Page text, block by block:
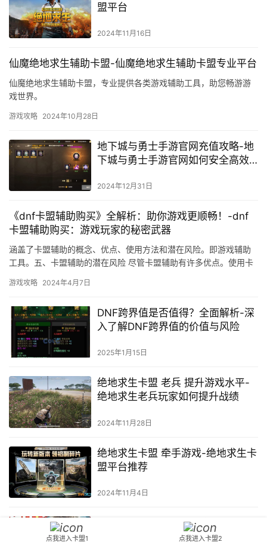
盟平台
2024年11月16日
仙魔绝地求生辅助卡盟-仙魔绝地求生辅助卡盟专业平台
仙魔绝地求生辅助卡盟，专业提供各类游戏辅助工具，助您畅游游
戏世界。
游戏攻略 2024年10月28日
地下城与勇士手游官网充值攻略-地
下城与勇士手游官网如何安全高效
2024年12月31日
《dnf卡盟辅助购买》全解析：助你游戏更顺畅！-dnf
卡盟辅助购买：游戏玩家的秘密武器
涵盖了卡盟辅助的概念、优点、使用方法和潜在风险。即游戏辅助
工具。五、卡盟辅助的潜在风险 尽管卡盟辅助有许多优点。使用卡
游戏攻略 2024年4月7日
DNF跨界值是否值得？全面解析-深
入了解DNF跨界值的价值与风险
2025年1月15日
绝地求生卡盟 老兵 提升游戏水平-
绝地求生老兵玩家如何提升战绩
2024年11月28日
绝地求生卡盟 牵手游戏-绝地求生卡
盟平台推荐
2024年11月4日
PUBG Tool APK下载与使用教程-如
何有效利用PUBG Tool提升游戏体
点我进入卡盟1 点我进入卡盟2